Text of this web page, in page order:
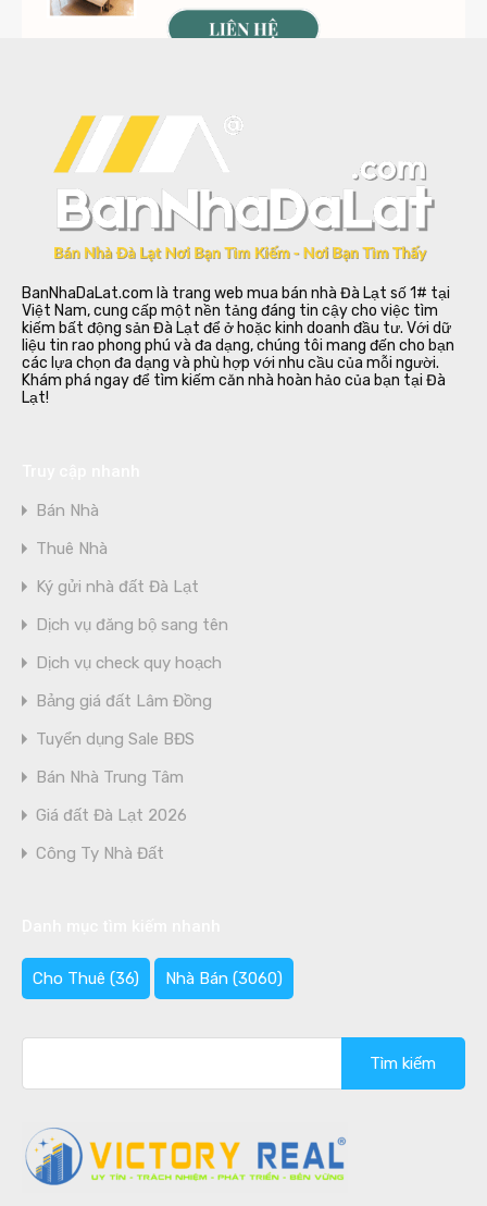
BanNhaDaLat.com là trang web mua bán nhà Đà Lạt số 1# tại
Việt Nam, cung cấp một nền tảng đáng tin cậy cho việc tìm
kiếm bất động sản Đà Lạt để ở hoặc kinh doanh đầu tư. Với dữ
liệu tin rao phong phú và đa dạng, chúng tôi mang đến cho bạn
các lựa chọn đa dạng và phù hợp với nhu cầu của mỗi người.
Khám phá ngay để tìm kiếm căn nhà hoàn hảo của bạn tại Đà
Lạt!
Bán Nhà
Thuê Nhà
Ký gửi nhà đất Đà Lạt
Dịch vụ đăng bộ sang tên
Dịch vụ check quy hoạch
Bảng giá đất Lâm Đồng
Tuyển dụng Sale BĐS
Bán Nhà Trung Tâm
Giá đất Đà Lạt 2026
Công Ty Nhà Đất
Cho Thuê (36) Nhà Bán (3060)
kiếm
cho: